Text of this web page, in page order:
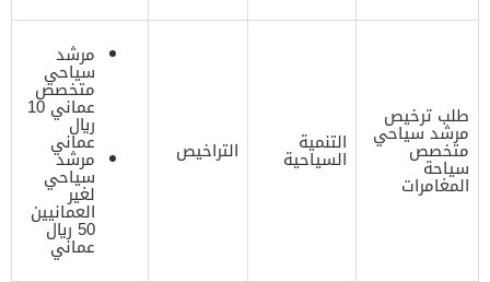
طلب ترخيص
مرشد سياحي
متخصص
سياحة
المغامرات
التنمية
السياحية التراخيص
مرشد
سياحي
متخصص
عماني 10
ريال
عماني
مرشد
سياحي
لغير
العمانيين
50 ريال
عماني